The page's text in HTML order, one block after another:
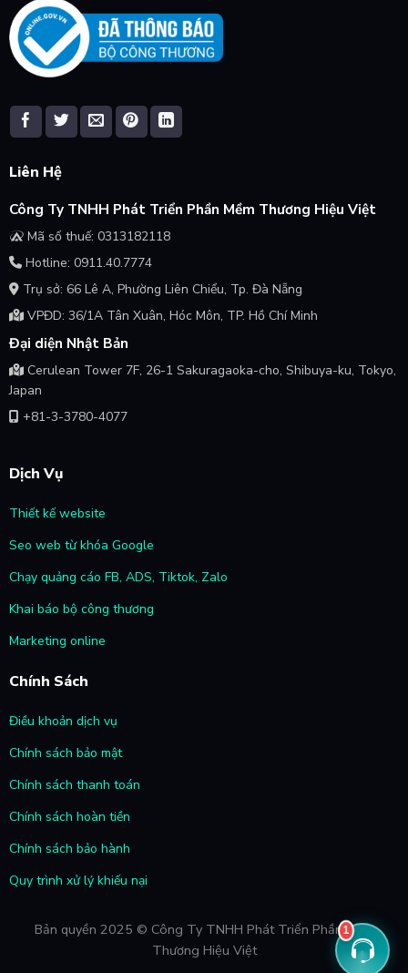
Dịch Vụ
Thiết kế website
Seo web từ khóa Google
Chạy quảng cáo FB, ADS, Tiktok, Zalo
Khai báo bộ công thương
Marketing online
Chính Sách
Điều khoản dịch vụ
Chính sách bảo mật
Chính sách thanh toán
Chính sách hoàn tiền
Chính sách bảo hành
Quy trình xử lý khiếu nại
Liên Hệ
Công Ty TNHH Phát Triển Phần Mềm Thương Hiệu Việt
Mã số thuế: 0313182118
Hotline: 0911.40.7774
Trụ sở: 66 Lê A, Phường Liên Chiểu, Tp. Đà Nẵng
VPĐD: 36/1A Tân Xuân, Hóc Môn, TP. Hồ Chí Minh
Đại diện Nhật Bản
Cerulean Tower 7F, 26-1 Sakuragaoka-cho, Shibuya-ku, Tokyo,
Japan
+81-3-3780-4077
Bản quyền 2025 © Công Ty TNHH Phát Triển Phần Mềm
Thương Hiệu Việt
1